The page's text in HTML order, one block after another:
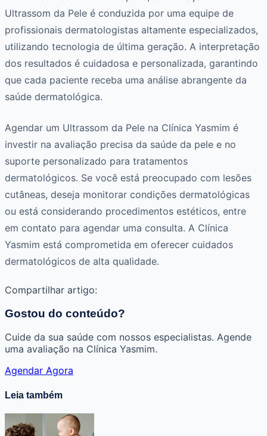
Ultrassom da Pele é conduzida por uma equipe de
profissionais dermatologistas altamente especializados,
utilizando tecnologia de última geração. A interpretação
dos resultados é cuidadosa e personalizada, garantindo
que cada paciente receba uma análise abrangente da
saúde dermatológica.
Agendar um Ultrassom da Pele na Clínica Yasmim é
investir na avaliação precisa da saúde da pele e no
suporte personalizado para tratamentos
dermatológicos. Se você está preocupado com lesões
cutâneas, deseja monitorar condições dermatológicas
ou está considerando procedimentos estéticos, entre
em contato para agendar uma consulta. A Clínica
Yasmim está comprometida em oferecer cuidados
dermatológicos de alta qualidade.
Compartilhar artigo:
Gostou do conteúdo?
Cuide da sua saúde com nossos especialistas. Agende
uma avaliação na Clínica Yasmim.
Agendar Agora
Leia também